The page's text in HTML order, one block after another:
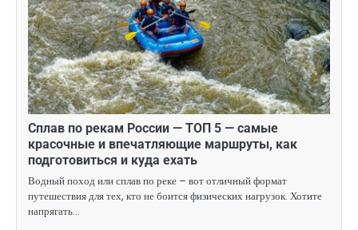
Сплав по рекам России — ТОП 5 — самые
красочные и впечатляющие маршруты, как
подготовиться и куда ехать
Водный поход или сплав по реке – вот отличный формат
путешествия для тех, кто не боится физических нагрузок. Хотите
напрягать…